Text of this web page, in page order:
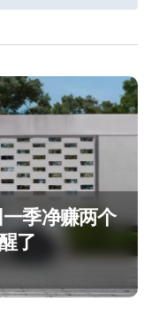
季净赚两个
了